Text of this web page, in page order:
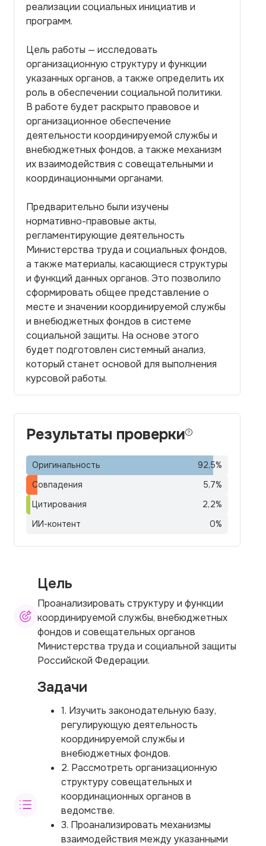
реализации социальных инициатив и
программ.
Цель работы — исследовать
организационную структуру и функции
указанных органов, а также определить их
роль в обеспечении социальной политики.
В работе будет раскрыто правовое и
организационное обеспечение
деятельности координируемой службы и
внебюджетных фондов, а также механизм
их взаимодействия с совещательными и
координационными органами.
Предварительно были изучены
нормативно-правовые акты,
регламентирующие деятельность
Министерства труда и социальных фондов,
а также материалы, касающиеся структуры
и функций данных органов. Это позволило
сформировать общее представление о
месте и значении координируемой службы
и внебюджетных фондов в системе
социальной защиты. На основе этого
будет подготовлен системный анализ,
который станет основой для выполнения
курсовой работы.
Результаты проверки
Оригинальность 92,5%
Совпадения
5,7%
Цитирования
2,2%
ИИ-контент
0%
Цель
Проанализировать структуру и функции
координируемой службы, внебюджетных
фондов и совещательных органов
Министерства труда и социальной защиты
Российской Федерации.
Задачи
1. Изучить законодательную базу,
регулирующую деятельность
координируемой службы и
внебюджетных фондов.
2. Рассмотреть организационную
структуру совещательных и
координационных органов в
ведомстве.
3. Проанализировать механизмы
взаимодействия между указанными